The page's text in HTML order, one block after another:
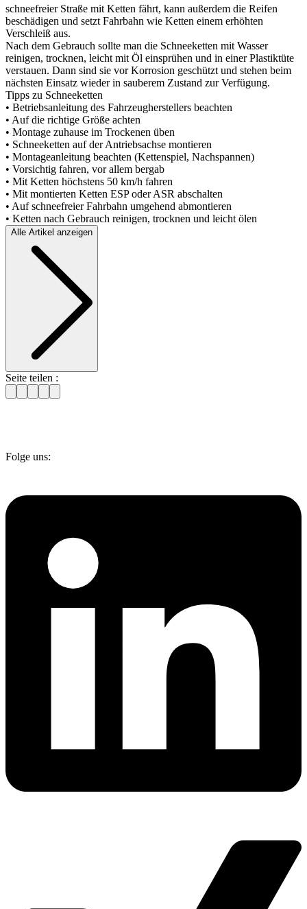
schneefreier Straße mit Ketten fährt, kann außerdem die Reifen
beschädigen und setzt Fahrbahn wie Ketten einem erhöhten
Verschleiß aus.
Nach dem Gebrauch sollte man die Schneeketten mit Wasser
reinigen, trocknen, leicht mit Öl einsprühen und in einer Plastiktüte
verstauen. Dann sind sie vor Korrosion geschützt und stehen beim
nächsten Einsatz wieder in sauberem Zustand zur Verfügung.
Tipps zu Schneeketten
• Betriebsanleitung des Fahrzeugherstellers beachten
• Auf die richtige Größe achten
• Montage zuhause im Trockenen üben
• Schneeketten auf der Antriebsachse montieren
• Montageanleitung beachten (Kettenspiel, Nachspannen)
• Vorsichtig fahren, vor allem bergab
• Mit Ketten höchstens 50 km/h fahren
• Mit montierten Ketten ESP oder ASR abschalten
• Auf schneefreier Fahrbahn umgehend abmontieren
• Ketten nach Gebrauch reinigen, trocknen und leicht ölen
Alle Artikel anzeigen
Seite teilen :
Folge uns: